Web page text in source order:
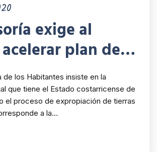
exige al
acelerar plan de
legal de
favor de los
Indígenas
de los Habitantes insiste en la
que tiene el Estado costarricense de
el proceso de expropiación de tierras
a la…